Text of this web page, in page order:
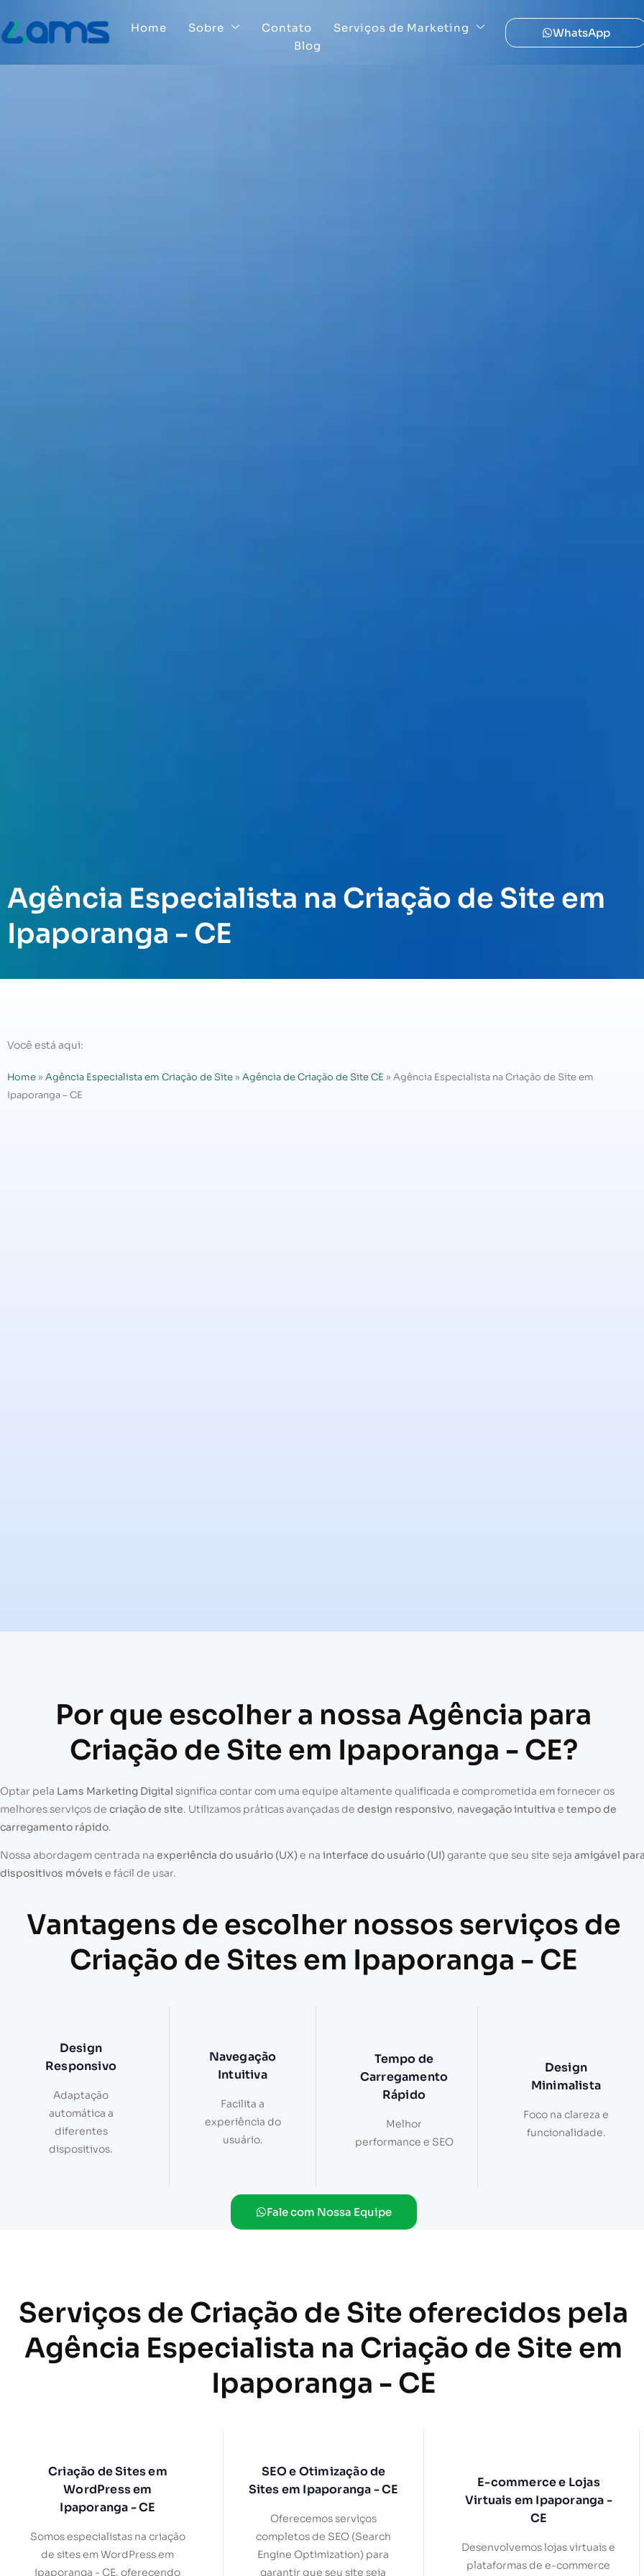
Home Sobre Contato
Serviços de Marketing
Blog
WhatsApp
Agência Especialista na Criação de Site em
Ipaporanga - CE
Você está aqui:
Home » Agência Especialista em Criação de Site » Agência de Criação de Site CE » Agência Especialista na Criação de Site em
Ipaporanga – CE
Por que escolher a nossa Agência para
Criação de Site em Ipaporanga - CE?
Optar pela Lams Marketing Digital significa contar com uma equipe altamente qualificada e comprometida em fornecer os
melhores serviços de criação de site. Utilizamos práticas avançadas de design responsivo, navegação intuitiva e tempo de
carregamento rápido.
Nossa abordagem centrada na experiência do usuário (UX)e na interface do usuário (UI)garante que seu site seja amigável
dispositivos móveis e fácil de usar.
Vantagens de escolher nossos serviços de
Criação de Sites em Ipaporanga - CE
Design
Responsivo
Adaptação
automática a
diferentes
dispositivos.
Navegação
Intuitiva
Facilita a
experiência do
usuário.
Tempo de
Carregamento
Rápido
Melhor
performance e SEO
Design
Minimalista
Foco na clareza e
funcionalidade.
Fale com Nossa Equipe
Serviços de Criação de Site oferecidos pela
Agência Especialista na Criação de Site em
Ipaporanga - CE
Criação de Sites em
WordPress em
Ipaporanga - CE
Somos especialistas na criação
de sites em WordPress em
Ipaporanga - CE, oferecendo
SEO e Otimização de
Sites em Ipaporanga - CE
Oferecemos serviços
completos de SEO (Search
Engine Optimization) para
garantir que seu site seja
E-commerce e Lojas
Virtuais em Ipaporanga -
CE
Desenvolvemos lojas virtuais e
plataformas de e-commerce